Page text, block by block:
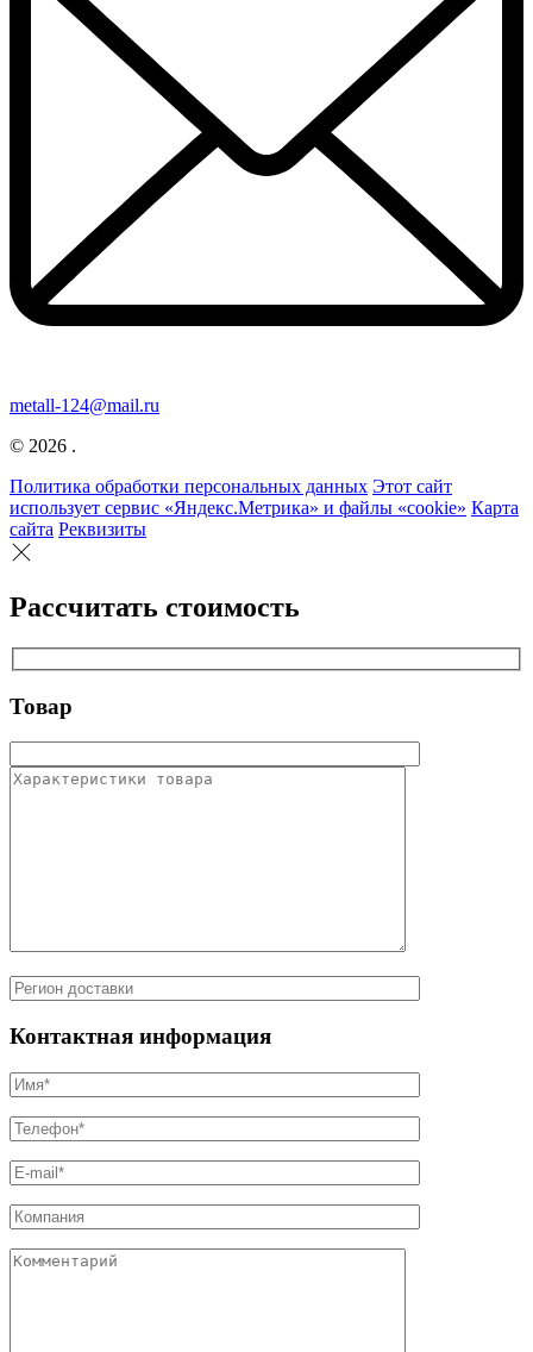
metall-124@mail.ru
© 2026 .
Политика обработки персональных данных Этот сайт
использует сервис «Яндекс.Метрика» и файлы «cookie» Карта
сайта Реквизиты
Рассчитать стоимость
Товар
Контактная информация